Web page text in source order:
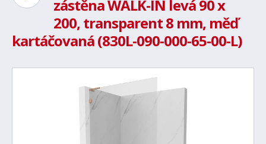
zástěna WALK-IN levá 90 x
200, transparent 8 mm, měď
kartáčovaná (830L-090-000-65-00-L)